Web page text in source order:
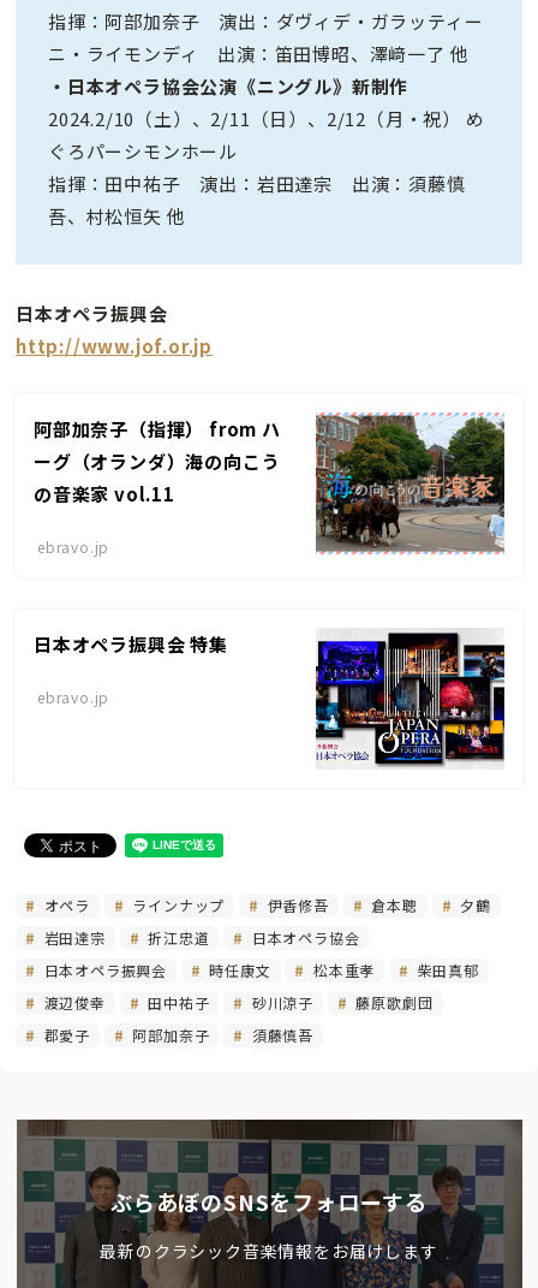
指揮：阿部加奈子 演出：ダヴィデ・ガラッティー
ニ・ライモンディ 出演：笛田博昭、澤﨑一了 他
・日本オペラ協会公演《ニングル》新制作
2024.2/10（土）、2/11（日）、2/12（月・祝） め
ぐろパーシモンホール
指揮：田中祐子 演出：岩田達宗 出演：須藤慎
吾、村松恒矢 他
日本オペラ振興会
http://www.jof.or.jp
阿部加奈子（指揮） from ハ
ーグ（オランダ）海の向こう
の音楽家 vol.11
ebravo.jp
日本オペラ振興会 特集
ebravo.jp
オペラ ラインナップ 伊香修吾 倉本聰
夕鶴
岩田達宗
折江忠道
日本オペラ協会
日本オペラ振興会
時任康文 松本重孝
柴田真郁
渡辺俊幸
田中祐子 砂川涼子
藤原歌劇団
郡愛子
阿部加奈子 須藤慎吾
ぶらあぼのSNSをフォローする
最新のクラシック音楽情報をお届けします